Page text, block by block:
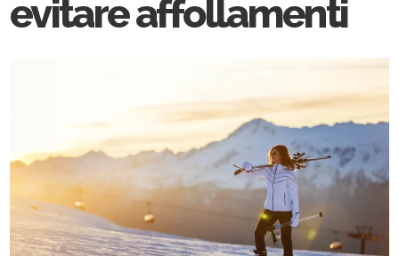
evitare affollamenti